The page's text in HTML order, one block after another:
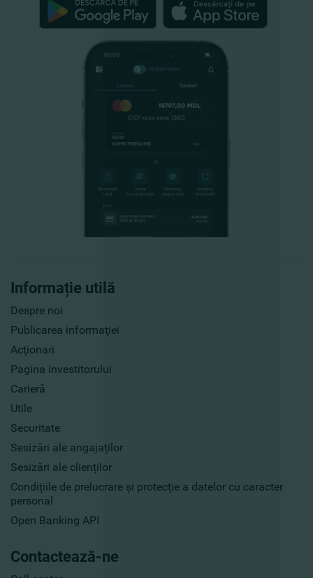
Informație utilă
Despre noi
Publicarea informaţiei
Acţionari
Pagina investitorului
Carieră
Utile
Securitate
Sesizări ale angajaților
Sesizări ale clienților
Condițiile de prelucrare și protecție a datelor cu caracter
personal
Open Banking API
Contactează-ne